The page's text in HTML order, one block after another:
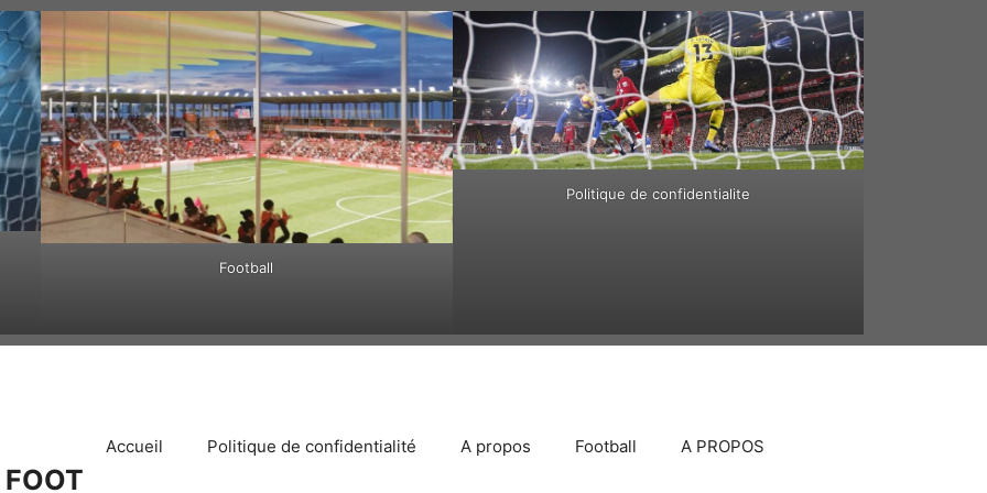
Football
Politique de confidentialite
Accueil Politique de confidentialité A propos Football A PROPOS